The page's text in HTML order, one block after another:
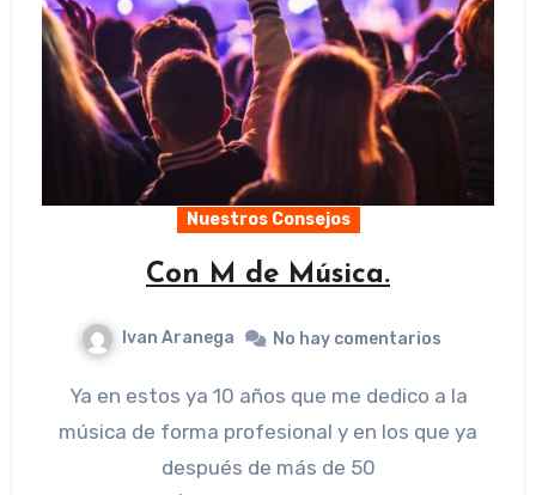
Nuestros Consejos
Con M de Música.
Ivan Aranega No hay comentarios
Ya en estos ya 10 años que me dedico a la
música de forma profesional y en los que ya
después de más de 50